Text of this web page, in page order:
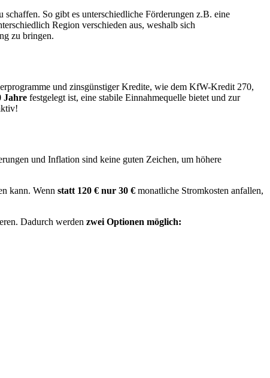
So gibt es unterschiedliche Förderungen z.B. eine
Region verschieden aus, weshalb sich
zu bringen.
und zinsgünstiger Kredite, wie dem KfW-Kredit 270,
Jahre festgelegt ist, eine stabile Einnahmequelle bietet und zur
und Inflation sind keine guten Zeichen, um höhere
kann. Wenn statt 120 € nur 30 € monatliche Stromkosten anfallen,
Dadurch werden zwei Optionen möglich: